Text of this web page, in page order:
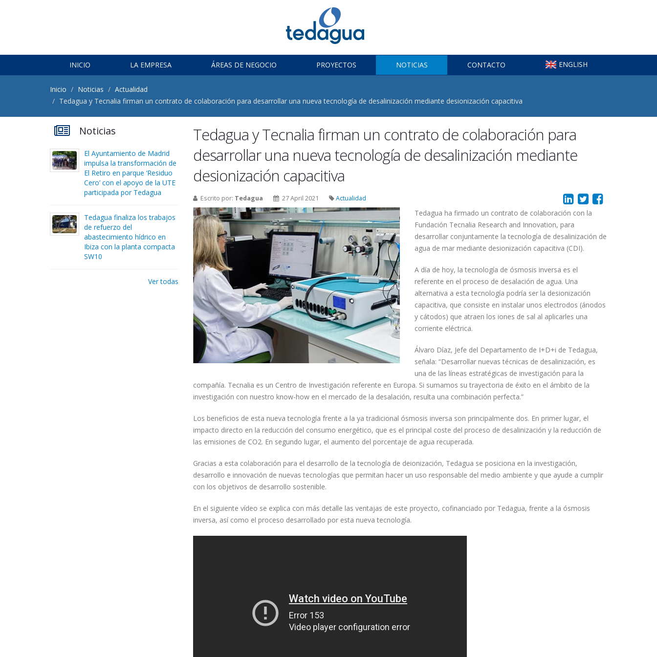
INICIO LA EMPRESA ÁREAS DE NEGOCIO PROYECTOS NOTICIAS CONTACTO ENGLISH
Inicio Noticias
Actualidad
Tedagua y Tecnalia firman un contrato de colaboración para desarrollar una nueva tecnología de desalinización mediante desionización capacitiva
Noticias
El Ayuntamiento de Madrid
impulsa la transformación de
El Retiro en parque ‘Residuo
Cero’ con el apoyo de la UTE
participada por Tedagua
Tedagua finaliza los trabajos
de refuerzo del
abastecimiento hídrico en
Ibiza con la planta compacta
SW10
Ver todas
Tedagua y Tecnalia firman un contrato de colaboración para
desarrollar una nueva tecnología de desalinización mediante
desionización capacitiva
Escrito por: Tedagua 27 April 2021 Actualidad
Tedagua ha firmado un contrato de colaboración con la
Fundación Tecnalia Research and Innovation, para
desarrollar conjuntamente la tecnología de desalinización de
agua de mar mediante desionización capacitiva (CDI).
A día de hoy, la tecnología de ósmosis inversa es el
referente en el proceso de desalación de agua. Una
alternativa a esta tecnología podría ser la desionización
capacitiva, que consiste en instalar unos electrodos (ánodos
y cátodos) que atraen los iones de sal al aplicarles una
corriente eléctrica.
Álvaro Díaz, Jefe del Departamento de I+D+i de Tedagua,
señala: “Desarrollar nuevas técnicas de desalinización, es
una de las líneas estratégicas de investigación para la
compañía. Tecnalia es un Centro de Investigación referente en Europa. Si sumamos su trayectoria de éxito en el ámbito de la
investigación con nuestro know-how en el mercado de la desalación, resulta una combinación perfecta.”
Los beneficios de esta nueva tecnología frente a la ya tradicional ósmosis inversa son principalmente dos. En primer lugar, el
impacto directo en la reducción del consumo energético, que es el principal coste del proceso de desalinización y la reducción de
las emisiones de CO2. En segundo lugar, el aumento del porcentaje de agua recuperada.
Gracias a esta colaboración para el desarrollo de la tecnología de deionización, Tedagua se posiciona en la investigación,
desarrollo e innovación de nuevas tecnologías que permitan hacer un uso responsable del medio ambiente y que ayude a cumplir
con los objetivos de desarrollo sostenible.
En el siguiente vídeo se explica con más detalle las ventajas de este proyecto, cofinanciado por Tedagua, frente a la ósmosis
inversa, así como el proceso desarrollado por esta nueva tecnología.